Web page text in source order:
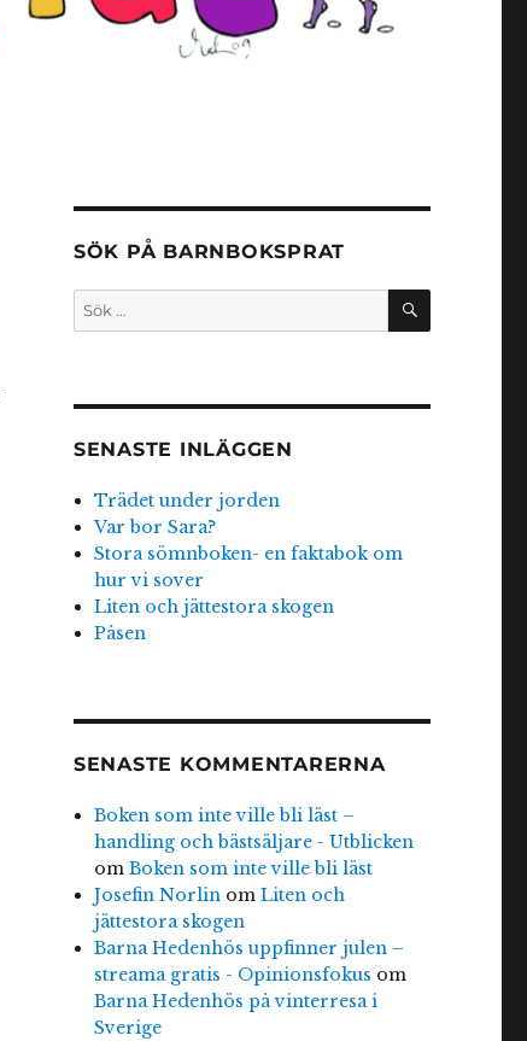
SÖK PÅ BARNBOKSPRAT
Sök
efter:
SÖK
SENASTE INLÄGGEN
Trädet under jorden
Var bor Sara?
Stora sömnboken- en faktabok om
hur vi sover
Liten och jättestora skogen
Påsen
SENASTE KOMMENTARERNA
Boken som inte ville bli läst –
handling och bästsäljare - Utblicken
omBoken som inte ville bli läst
Josefin Norlin omLiten och
jättestora skogen
Barna Hedenhös uppfinner julen –
streama gratis - Opinionsfokus om
Barna Hedenhös på vinterresa i
Sverige